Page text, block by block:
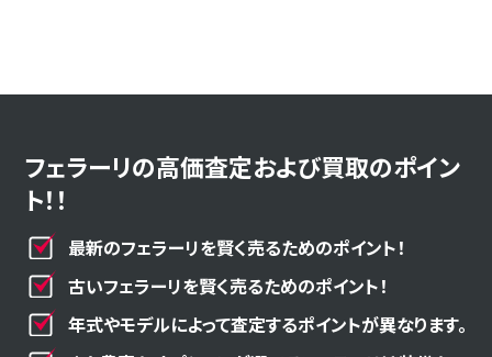
フェラーリの高価査定および買取のポイン
ト！！
最新のフェラーリを賢く売るためのポイント！
古いフェラーリを賢く売るためのポイント！
年式やモデルによって査定するポイントが異なります。